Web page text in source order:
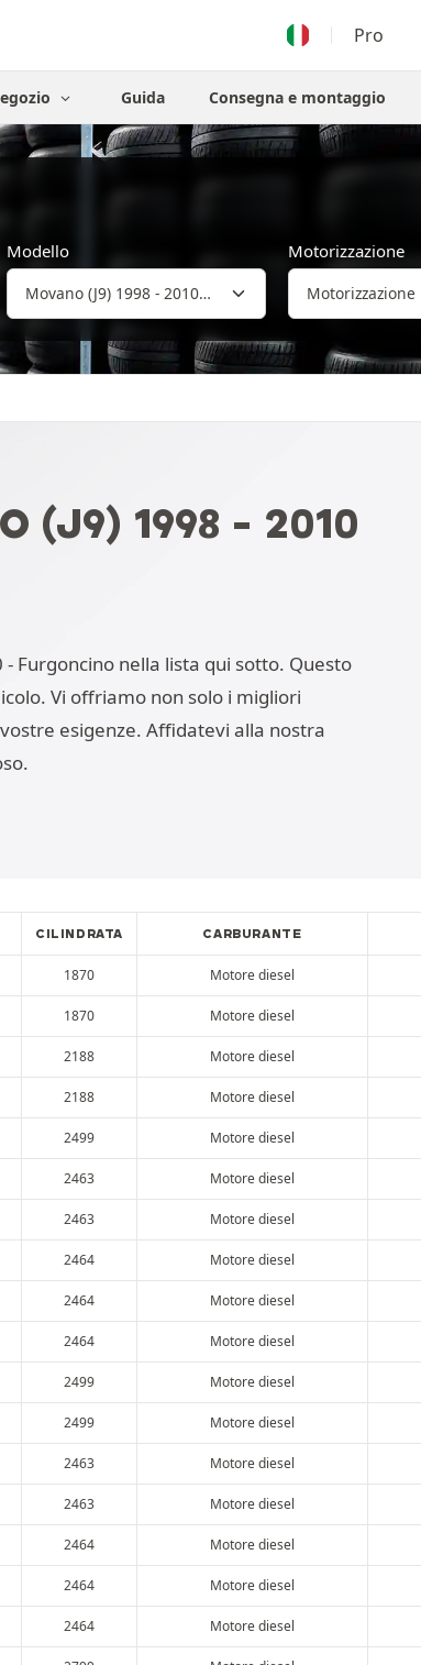
Pro
Guida Consegna e montaggio
Modello Motorizzazione
(J9) 1998 - 2010
Furgoncino nella lista qui sotto. Questo
Vi offriamo non solo i migliori
esigenze. Affidatevi alla nostra
CILINDRATA CARBURANTE
1870 Motore diesel
1870 Motore diesel
2188 Motore diesel
2188 Motore diesel
2499 Motore diesel
2463 Motore diesel
2463 Motore diesel
2464 Motore diesel
2464 Motore diesel
2464 Motore diesel
2499 Motore diesel
2499 Motore diesel
2463 Motore diesel
2463 Motore diesel
2464 Motore diesel
2464 Motore diesel
2464 Motore diesel